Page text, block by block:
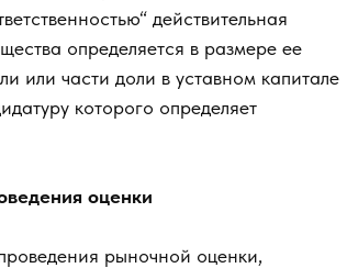
действительная
определяется в размере ее
или части доли в уставном капитале
которого определяет
оценки
рыночной оценки,